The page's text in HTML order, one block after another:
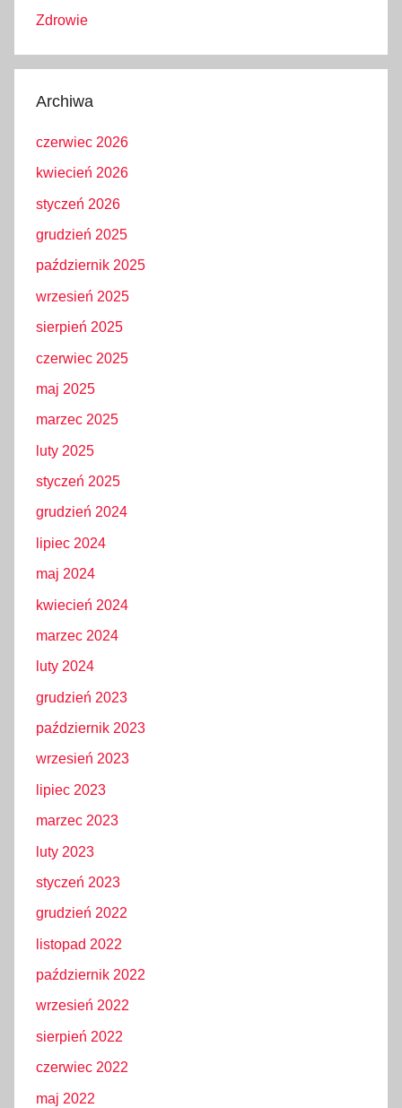
Zdrowie
Archiwa
czerwiec 2026
kwiecień 2026
styczeń 2026
grudzień 2025
październik 2025
wrzesień 2025
sierpień 2025
czerwiec 2025
maj 2025
marzec 2025
luty 2025
styczeń 2025
grudzień 2024
lipiec 2024
maj 2024
kwiecień 2024
marzec 2024
luty 2024
grudzień 2023
październik 2023
wrzesień 2023
lipiec 2023
marzec 2023
luty 2023
styczeń 2023
grudzień 2022
listopad 2022
październik 2022
wrzesień 2022
sierpień 2022
czerwiec 2022
maj 2022